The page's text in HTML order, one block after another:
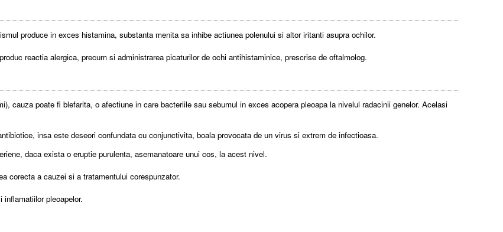
produce in exces histamina, substanta menita sa inhibe actiunea polenului si altor iritanti asupra ochilor.
reactia alergica, precum si administrarea picaturilor de ochi antihistaminice, prescrise de oftalmolog.
cauza poate fi blefarita, o afectiune in care bacteriile sau sebumul in exces acopera pleoapa la nivelul radacinii genelor. Acelasi
insa este deseori confundata cu conjunctivita, boala provocata de un virus si extrem de infectioasa.
daca exista o eruptie purulenta, asemanatoare unui cos, la acest nivel.
corecta a cauzei si a tratamentului corespunzator.
pleoapelor.